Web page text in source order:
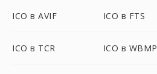
ICO в AVIF ICO в FTS
ICO в TCR ICO в WBMP